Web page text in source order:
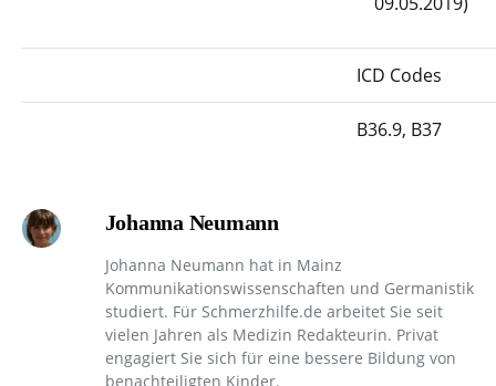
ICD Codes
B36.9, B37
Johanna Neumann
Johanna Neumann hat in Mainz
Kommunikationswissenschaften und Germanistik
studiert. Für Schmerzhilfe.de arbeitet Sie seit
vielen Jahren als Medizin Redakteurin. Privat
engagiert Sie sich für eine bessere Bildung von
benachteiligten Kinder.